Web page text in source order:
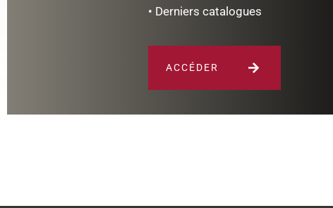
• Derniers catalogues
ACCÉDER